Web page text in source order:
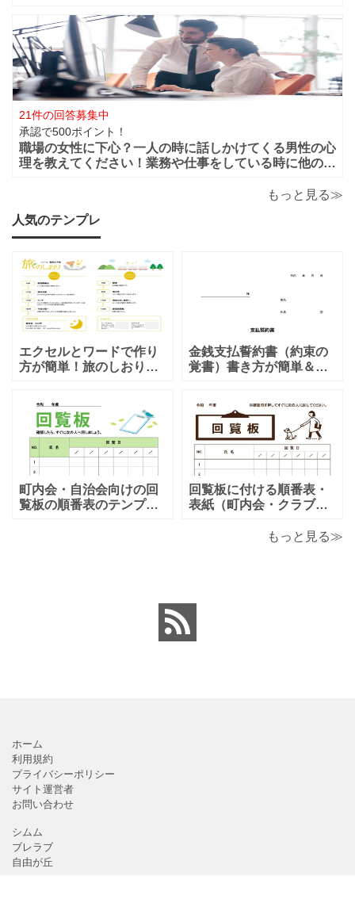
僚・上司から見ても、それって両想いじゃない？って行
動などってありますよね？ 第三者から見て
21件の回答募集中
承認で500ポイント！
職場の女性に下心？一人の時に話しかけてくる男性の心
理を教えてください！業務や仕事をしている時に他の人
かけてくるのは下心があるからでしょうか？恋愛的に好
もっと見る≫
人気のテンプレ
エクセルとワードで作り
方が簡単！旅のしおり
おすすめのテンプレート
となります。温泉旅行や
家族旅行など様々な用途
で、楽しく利用出来る旅
のしおりの素材となりま
す。ダウンロード後に簡
単に編集出来るエクセ
金銭支払誓約書（約束の
覚書）書き方が簡単＆項
す。シンプルな項目にな
りますので、利用用途に
より項目や内容を編集し
利用する事が可能です。
シンプルで簡易的な素材
となりますので、金銭支
払誓約書を作成時に用途
町内会・自治会向けの回
覧板の順番表のテンプレ
回覧板に付ける順番表・
表紙（町内会・クラブの
る「Excel・Word・
る「Excel・Word・
PDF」
もっと見る≫
ホーム
利用規約
プライバシーポリシー
サイト運営者
お問い合わせ
シムム
ブレラブ
自由が丘